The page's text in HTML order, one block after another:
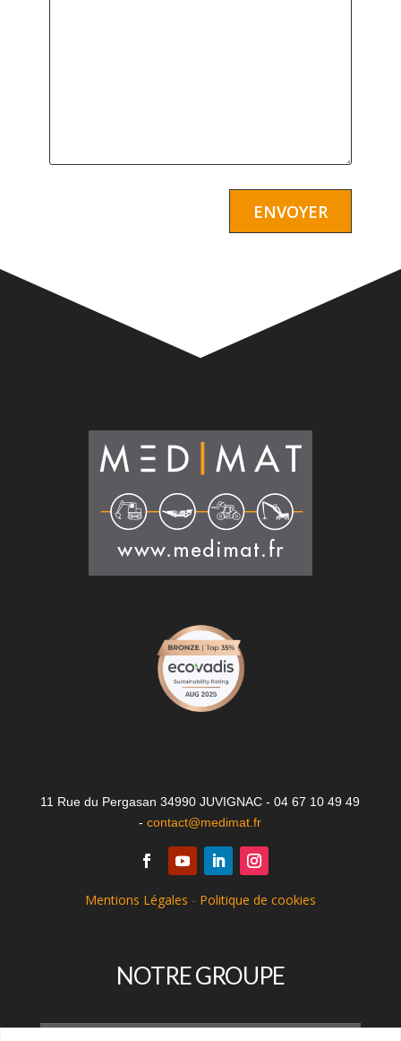
11 Rue du Pergasan 34990 JUVIGNAC - 04 67 10 49 49
-contact@medimat.fr
Mentions Légales - Politique de cookies
NOTRE GROUPE